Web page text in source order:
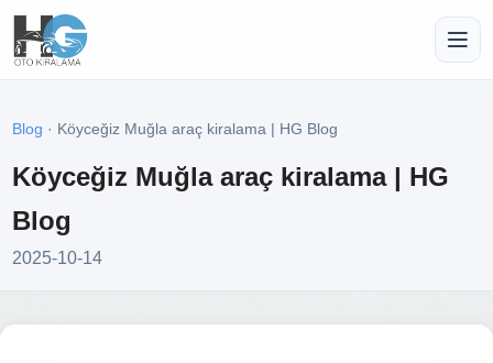
Blog · Köyceğiz Muğla araç kiralama | HG Blog
Köyceğiz Muğla araç kiralama | HG
Blog
2025-10-14